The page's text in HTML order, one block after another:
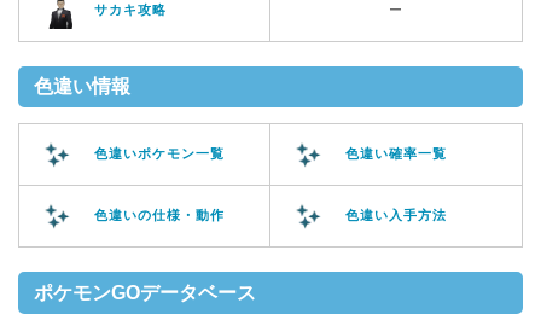
サカキ攻略 ー
色違い情報
色違いポケモン一覧 色違い確率一覧
色違いの仕様・動作 色違い入手方法
ポケモンGOデータベース